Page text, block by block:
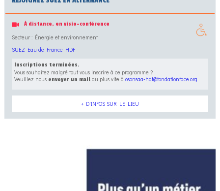
À distance, en visio-conférence
Secteur : Énergie et environnement
SUEZ Eau de France HDF
Inscriptions terminées.
Vous souhaitez malgré tout vous inscrire à ce programme ?
Veuillez nous envoyer un mailau plus vite à osonsaa-hdf@fondationface.org
+ D'INFOS SUR LE LIEU